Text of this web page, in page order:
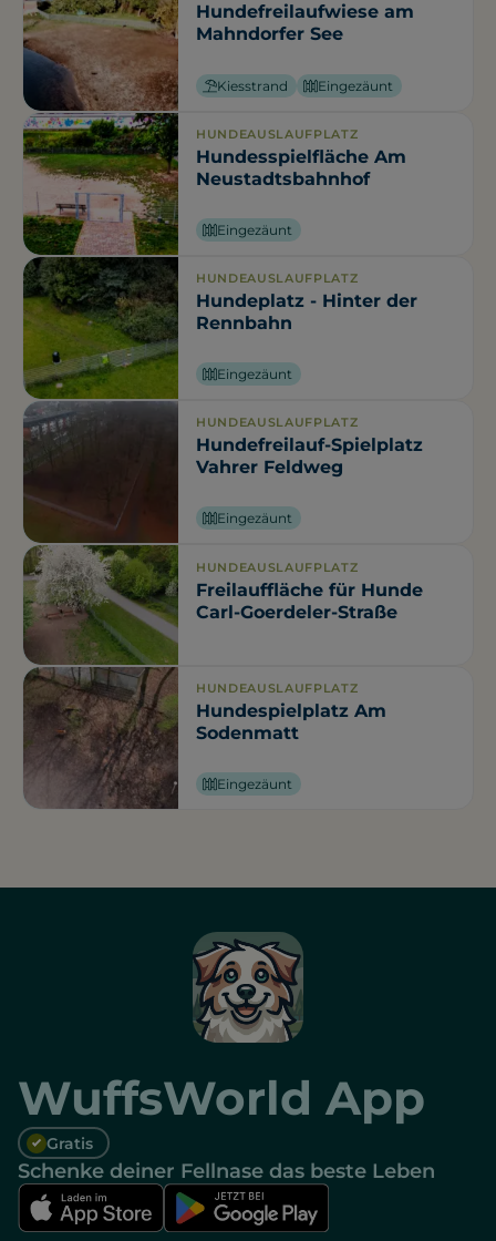
Hundefreilaufwiese am
Mahndorfer See
Kiesstrand Eingezäunt
HUNDEAUSLAUFPLATZ
Hundesspielfläche Am
Neustadtsbahnhof
Eingezäunt
HUNDEAUSLAUFPLATZ
Hundeplatz - Hinter der
Rennbahn
Eingezäunt
HUNDEAUSLAUFPLATZ
Hundefreilauf-Spielplatz
Vahrer Feldweg
Eingezäunt
HUNDEAUSLAUFPLATZ
Freilauffläche für Hunde
Carl-Goerdeler-Straße
HUNDEAUSLAUFPLATZ
Hundespielplatz Am
Sodenmatt
Eingezäunt
WuffsWorld App
Gratis
Schenke deiner Fellnase das beste Leben